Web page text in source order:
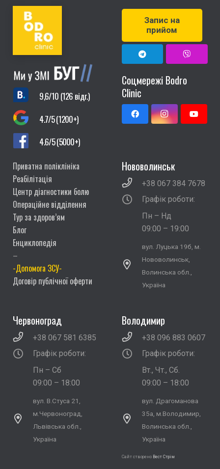
9,6/10 (126 відг.)
4.7/5 (1200+)
4.6/5 (5000+)
Запис на
прийом
Соцмережі Bodro
Clinic
Приватна поліклініка
Реабілітація
Центр діагностики болю
Операційне відділення
Тур за здоров’ям
Блог
Енциклопедія
–
-Допомога ЗСУ-
Договір публічної оферти
Нововолинськ
+38 067 384 7678
Графік роботи:
Пн – Нд
09:00 – 19:00
вул. Луцька 19б, м.
Нововолинськ,
Волинська обл.,
Україна
Червоноград
+38 067 581 6385
Графік роботи:
Пн – Сб
09:00 – 18:00
вул. В.Стуса 21,
м.Червоноград,
Львівська обл.,
Україна
Володимир
+38 096 883 0607
Графік роботи:
Вт., Чт., Сб.
09:00 – 18:00
вул. Драгоманова
35а, м.Володимир,
Волинська обл.,
Україна
Сайт створено Вест Стрім